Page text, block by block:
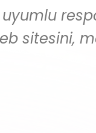
sitesini,